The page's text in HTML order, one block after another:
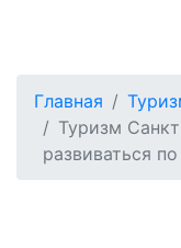
Главная
Туризм
развиваться